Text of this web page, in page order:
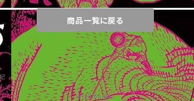
商品一覧に戻る
© 385music